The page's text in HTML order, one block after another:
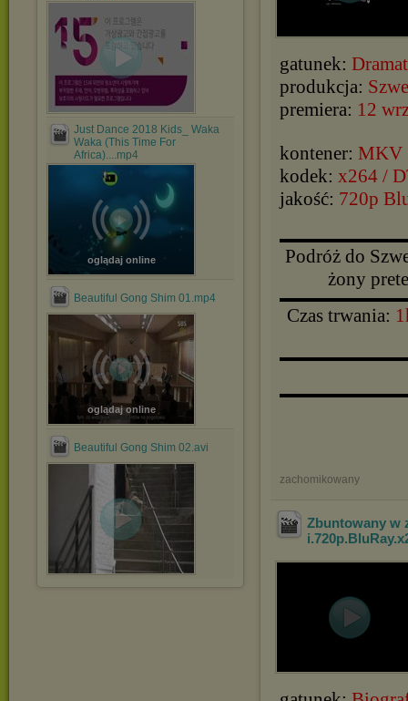
Just Dance 2018 Kids_ Waka
Waka (This Time For
Africa)....mp4
oglądaj online
Beautiful Gong Shim 01.mp4
oglądaj online
Beautiful Gong Shim 02.avi
gatunek: Dramat
produkcja:
premiera: 12
kontener: MKV
kodek: x264 /
jakość: 720p
Podróż do
żony
Czas trwania:
zachomikowany
Zbuntowany w